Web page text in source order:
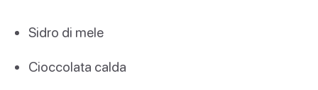
Sidro di mele
Cioccolata calda